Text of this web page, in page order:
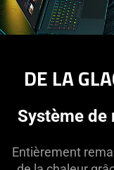
DE LA
Système de
Entièrement